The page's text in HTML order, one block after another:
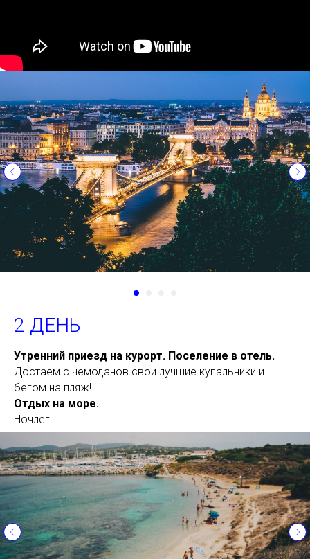
2 ДЕНЬ
Утренний приезд на курорт. Поселение в отель.
Достаем с чемоданов свои лучшие купальники и
бегом на пляж!
Отдых на море.
Ночлег.